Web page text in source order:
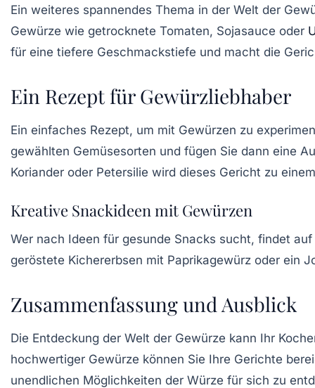
Ein weiteres spannendes Thema in der Welt der
Gewürze wie getrocknete Tomaten, Sojasauce oder
für eine tiefere Geschmackstiefe und macht die
Ein Rezept für Gewürzliebhaber
Ein einfaches Rezept, um mit Gewürzen zu
gewählten Gemüsesorten und fügen Sie dann eine
Koriander oder Petersilie wird dieses Gericht zu
Kreative Snackideen mit Gewürzen
Wer nach Ideen für gesunde Snacks sucht, findet auf
geröstete Kichererbsen mit Paprikagewürz oder ein
Zusammenfassung und Ausblick
Die Entdeckung der Welt der Gewürze kann Ihr
hochwertiger Gewürze können Sie Ihre Gerichte
unendlichen Möglichkeiten der Würze für sich zu